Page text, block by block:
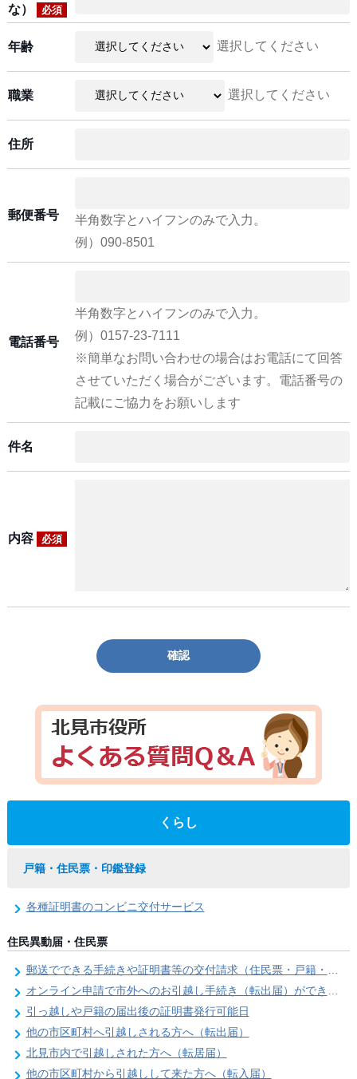
な）
必須
年齢 選択してください
職業 選択してください
住所
郵便番号
半角数字とハイフンのみで入力。
例）090-8501
電話番号
半角数字とハイフンのみで入力。
例）0157-23-7111
※簡単なお問い合わせの場合はお電話にて回答
させていただく場合がございます。電話番号の
記載にご協力をお願いします
件名
内容 必須
確認
くらし
戸籍・住民票・印鑑登録
各種証明書のコンビニ交付サービス
住民異動届・住民票
郵送でできる手続きや証明書等の交付請求（住民票・戸籍・国民年金関係）
オンライン申請で市外へのお引越し手続き（転出届）ができます
引っ越しや戸籍の届出後の証明書発行可能日
他の市区町村へ引越しされる方へ（転出届）
北見市内で引越しされた方へ（転居届）
他の市区町村から引越しして来た方へ（転入届）